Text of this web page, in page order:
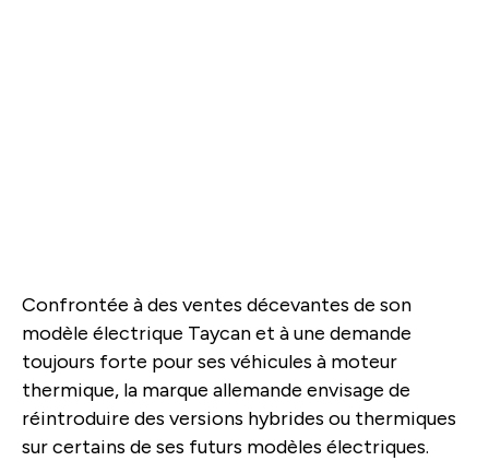
Confrontée à des ventes décevantes de son
modèle électrique Taycan et à une demande
toujours forte pour ses véhicules à moteur
thermique, la marque allemande envisage de
réintroduire des versions hybrides ou thermiques
sur certains de ses futurs modèles électriques.